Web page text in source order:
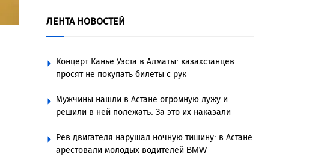
ЛЕНТА НОВОСТЕЙ
Концерт Канье Уэста в Алматы: казахстанцев
просят не покупать билеты с рук
Мужчины нашли в Астане огромную лужу и
решили в ней полежать. За это их наказали
Рев двигателя нарушал ночную тишину: в Астане
арестовали молодых водителей BMW